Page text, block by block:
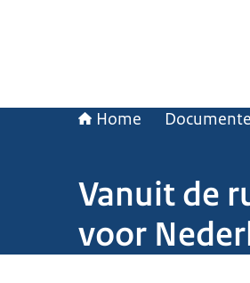
Home
Vanuit de
voor